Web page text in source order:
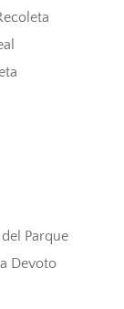
Parque
Devoto